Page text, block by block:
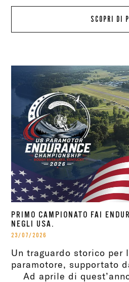
SCOPRI DI
PRIMO CAMPIONATO FAI
NEGLI USA.
23/07/2026
Un traguardo storico per
paramotore, supportato
Ad aprile di